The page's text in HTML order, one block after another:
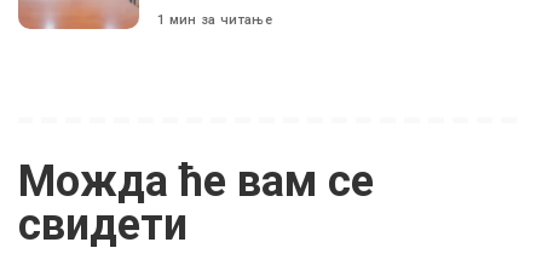
1 мин за читање
Можда ће вам се
свидети